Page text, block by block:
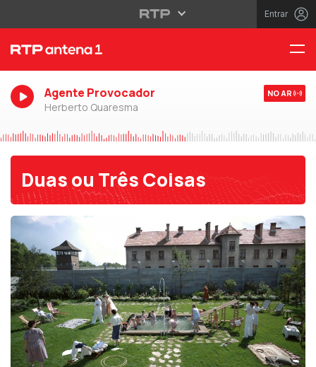
Entrar
Agente Provocador
Herberto Quaresma
NO AR
Duas ou Três Coisas